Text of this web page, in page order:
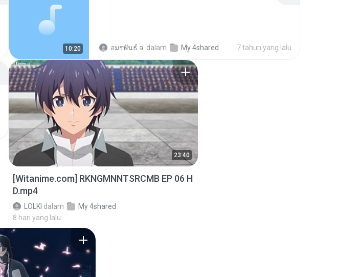
10:20 อมรพันธ์ จ. dalam My 4shared 7 tahun yang lalu
23:40
[Witanime.com] RKNGMNNTSRCMB EP 06 H
D.mp4
LOLKI dalam
My 4shared
8 hari yang lalu